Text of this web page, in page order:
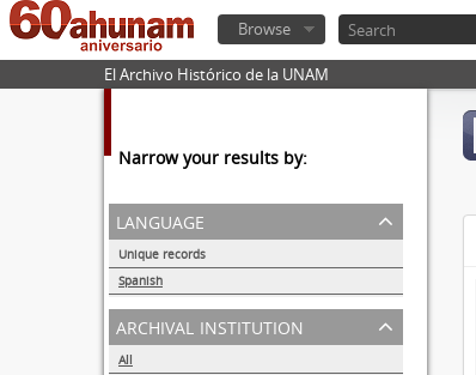
Browse
El Archivo Histórico de la UNAM
Narrow your results by:
language
Unique records
Spanish
1
archival institution
All